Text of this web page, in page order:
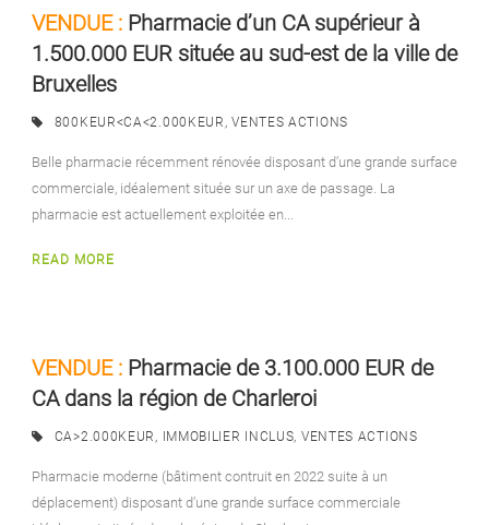
VENDUE : Pharmacie d’un CA supérieur à
1.500.000 EUR située au sud-est de la ville de
Bruxelles
800KEUR<CA<2.000KEUR VENTES ACTIONS
Belle pharmacie récemment rénovée disposant d’une grande surface
commerciale, idéalement située sur un axe de passage. La
pharmacie est actuellement exploitée en...
READ MORE
VENDUE : Pharmacie de 3.100.000 EUR de
CA dans la région de Charleroi
CA>2.000KEUR IMMOBILIER INCLUS VENTES ACTIONS
Pharmacie moderne (bâtiment contruit en 2022 suite à un
déplacement) disposant d’une grande surface commerciale